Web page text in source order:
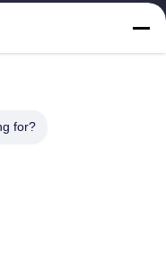
CO., LTD a été
créée en 2011, située
for?